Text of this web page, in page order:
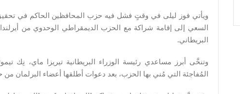
ويأتي فوز ليلى في وقتٍ فشل فيه حزب المحافظين الحاكم في
السعي إلى إقامة شراكة مع الحزب الديمقراطي الوحدوي من
البريطاني.
وتنحَّى أبرز مساعدي رئيسة الوزراء البريطانية تيريزا ماي، نِك
المُفاجئة التي مُني بها الحزب، بعد دعوات أطلقها أعضاء البرلمان